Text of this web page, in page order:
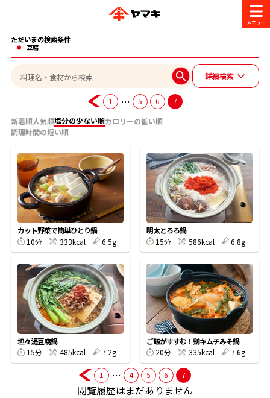
商品情報
ヤマキ『めんつゆ』 ヤマキ 割烹白だし
旨さ、別格。だし屋の鍋 韓福善シリーズ
レシピ
おいしいレシピを探す
おいしいレシピトップ
主食レシピ
主菜レシピ
汁物レシピ
時短レシピ
おいしいレシピを商品から探す
かつお節・だしを楽しむ
かつお節・だしを知る
だしの取り方
かつお節の削り方
かつお節・だしをもっと知る
ヤマキ かつお節プラス®
かつお節・だしを楽しむ
CM・キャンペーン
キャンペーン一覧
企業・採用情報
企業情報
- 百年対話
- ヤマキ かつお節プラス®
採用情報
- ジョブリターン制
お問い合わせ
ヤマキお客様相談室
オンラインショップ
コミュニティサイト
Global
ただいまの検索条件
豆腐
詳細検索
1 … 5 6
7
新着順人気順塩分の少ない順カロリーの低い順
調理時間の短い順
カット野菜で簡単ひとり鍋
10分
333kcal 6.5g
明太とろろ鍋
15分
586kcal 6.8g
坦々湯豆腐鍋
15分
485kcal 7.2g
ご飯がすすむ！鶏キムチみそ鍋
20分
335kcal 7.6g
1 … 4 5 6 7
閲覧履歴はまだありません